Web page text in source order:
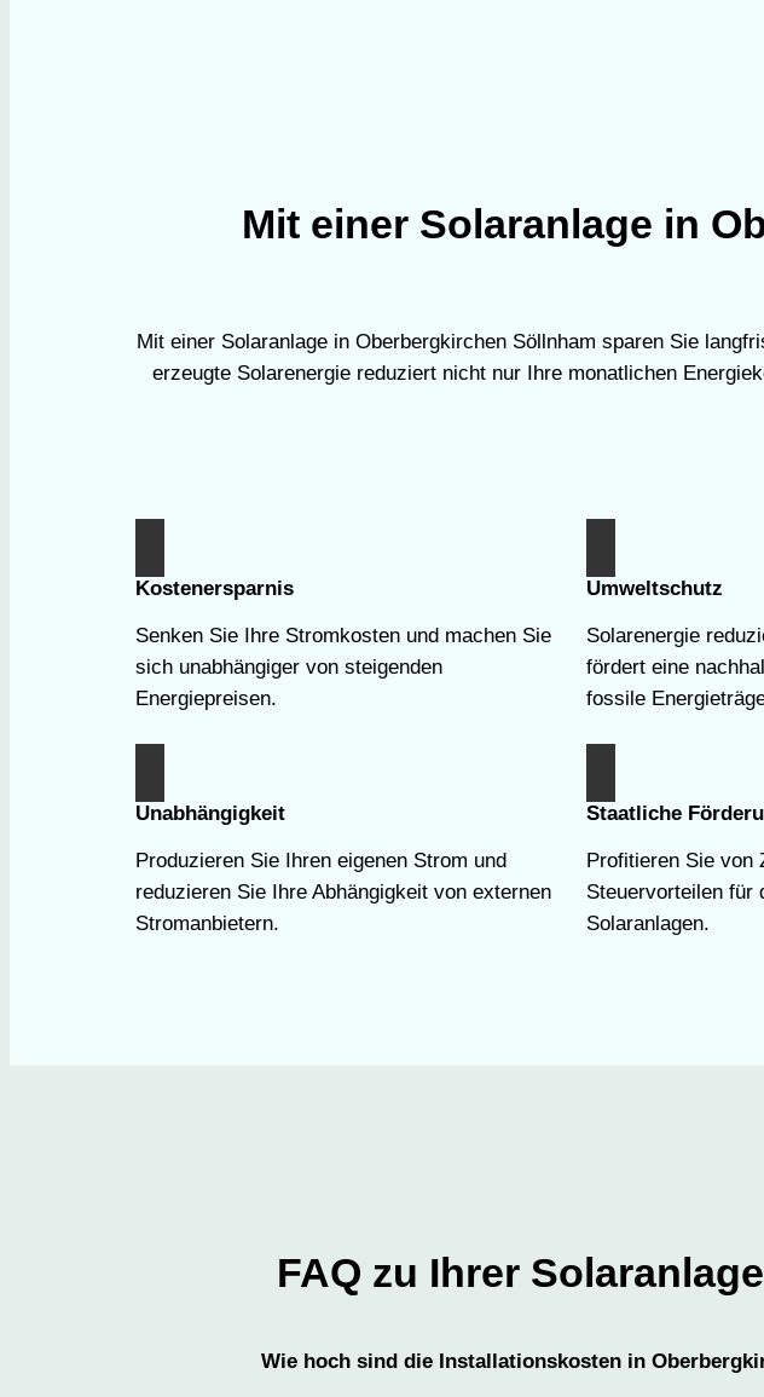
Mit einer Solaranlage in
Mit einer Solaranlage in Oberbergkirchen Söllnham sparen Sie
erzeugte Solarenergie reduziert nicht nur Ihre monatlichen
Kostenersparnis
Senken Sie Ihre Stromkosten und machen Sie
sich unabhängiger von steigenden
Energiepreisen.
Umweltschutz
Solarenergie
fördert eine
fossile
Unabhängigkeit
Produzieren Sie Ihren eigenen Strom und
reduzieren Sie Ihre Abhängigkeit von externen
Stromanbietern.
Staatliche
Profitieren Sie von
Steuervorteilen für
Solaranlagen.
FAQ zu Ihrer
Wie hoch sind die Installationskosten in